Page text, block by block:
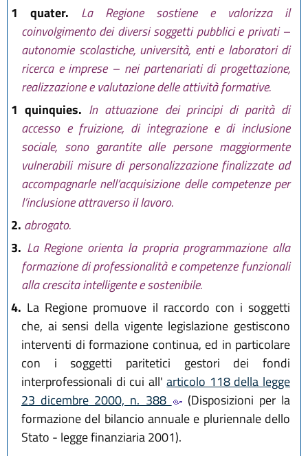
1 quater.
La Regione sostiene e valorizza il
coinvolgimento dei diversi soggetti pubblici e privati –
autonomie scolastiche, università, enti e laboratori di
ricerca e imprese – nei partenariati di progettazione,
realizzazione e valutazione delle attività formative.
1 quinquies. In attuazione dei principi di parità di
accesso e fruizione, di integrazione e di inclusione
sociale, sono garantite alle persone maggiormente
vulnerabili misure di personalizzazione finalizzate ad
accompagnarle nell’acquisizione delle competenze per
l’inclusione attraverso il lavoro.
2. abrogato.
3. La Regione orienta la propria programmazione alla
formazione di professionalità e competenze funzionali
alla crescita intelligente e sostenibile.
4. La Regione promuove il raccordo con i soggetti
che, ai sensi della vigente legislazione gestiscono
interventi di formazione continua, ed in particolare
con i soggetti paritetici gestori dei fondi
interprofessionali di cui all'articolo 118 della legge
23 dicembre 2000, n. 388
(Disposizioni per la
formazione del bilancio annuale e pluriennale dello
Stato - legge finanziaria 2001).